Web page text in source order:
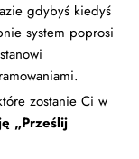
gdybyś kiedyś
system poprosi
zostanie Ci w
„Prześlij